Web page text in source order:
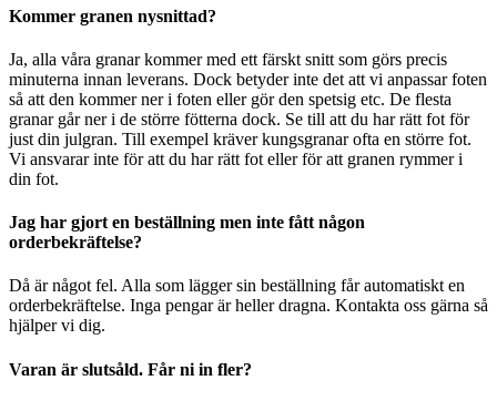
Kommer granen nysnittad?
Ja, alla våra granar kommer med ett färskt snitt som görs precis
minuterna innan leverans. Dock betyder inte det att vi anpassar foten
så att den kommer ner i foten eller gör den spetsig etc. De flesta
granar går ner i de större fötterna dock. Se till att du har rätt fot för
just din julgran. Till exempel kräver kungsgranar ofta en större fot.
Vi ansvarar inte för att du har rätt fot eller för att granen rymmer i
din fot.
Jag har gjort en beställning men inte fått någon
orderbekräftelse?
Då är något fel. Alla som lägger sin beställning får automatiskt en
orderbekräftelse. Inga pengar är heller dragna. Kontakta oss gärna så
hjälper vi dig.
Varan är slutsåld. Får ni in fler?